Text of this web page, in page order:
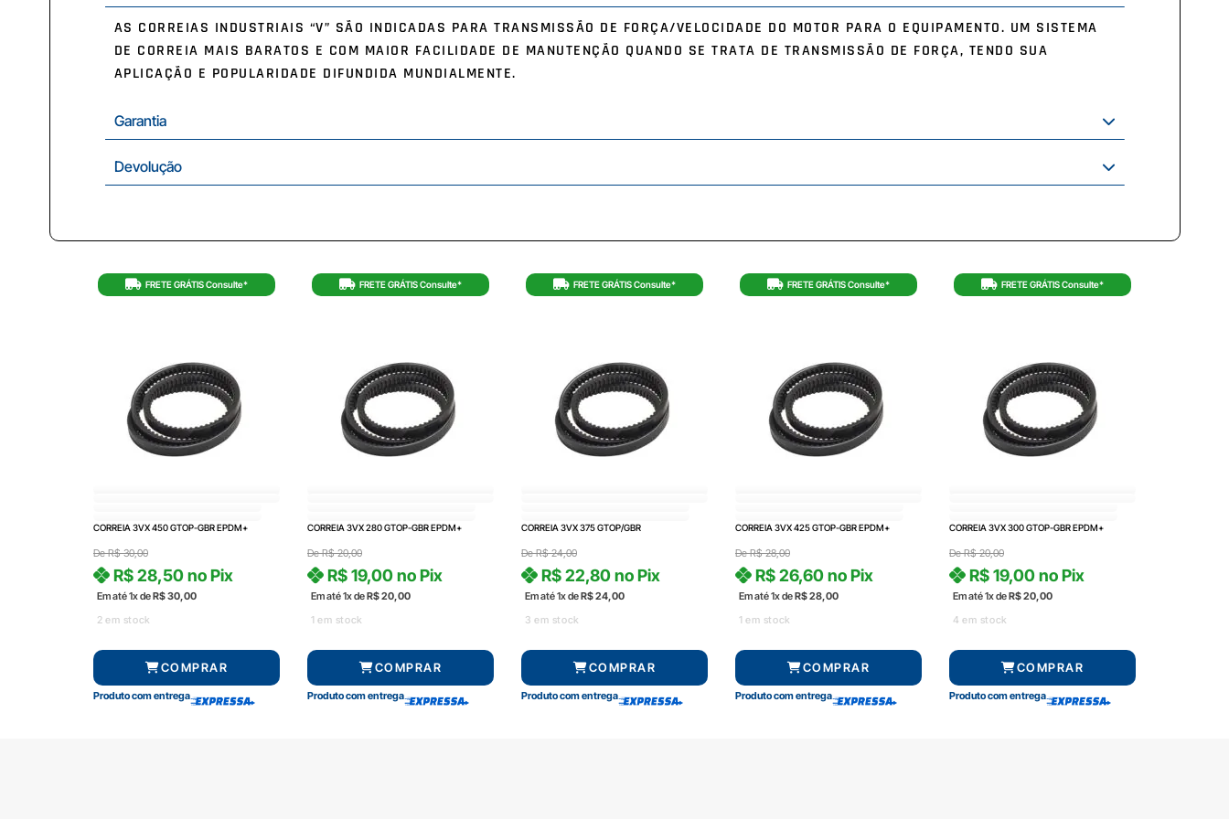
AS CORREIAS INDUSTRIAIS “V” SÃO INDICADAS PARA TRANSMISSÃO DE FORÇA/VELOCIDADE DO MOTOR PARA O EQUIPAMENTO. UM SISTEMA
DE CORREIA MAIS BARATOS E COM MAIOR FACILIDADE DE MANUTENÇÃO QUANDO SE TRATA DE TRANSMISSÃO DE FORÇA, TENDO SUA
APLICAÇÃO E POPULARIDADE DIFUNDIDA MUNDIALMENTE.
Garantia
Devolução
FRETE GRÁTIS Consulte*
CORREIA 3VX 450 GTOP-GBR EPDM+
DeR$30,00
Em até 1x deR$30,00
R$28,50 no Pix
2 em stock
COMPRAR
Produto com entrega
FRETE GRÁTIS Consulte*
CORREIA 3VX 280 GTOP-GBR EPDM+
DeR$20,00
Em até 1x deR$20,00
R$19,00 no Pix
1 em stock
COMPRAR
Produto com entrega
FRETE GRÁTIS Consulte*
CORREIA 3VX 375 GTOP/GBR
DeR$24,00
Em até 1x deR$24,00
R$22,80 no Pix
3 em stock
COMPRAR
Produto com entrega
FRETE GRÁTIS Consulte*
CORREIA 3VX 425 GTOP-GBR EPDM+
DeR$28,00
Em até 1x deR$28,00
R$26,60 no Pix
1 em stock
COMPRAR
Produto com entrega
FRETE GRÁTIS Consulte*
CORREIA 3VX 300 GTOP-GBR EPDM+
DeR$20,00
Em até 1x deR$20,00
R$19,00 no Pix
4 em stock
COMPRAR
Produto com entrega